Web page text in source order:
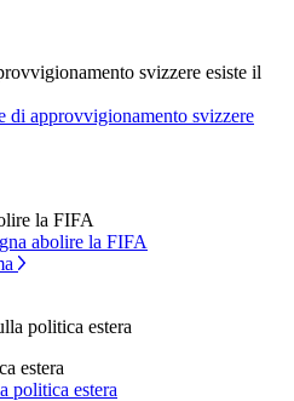
svizzere esiste il
di approvvigionamento svizzere
la FIFA
abolire la FIFA
estera
politica estera